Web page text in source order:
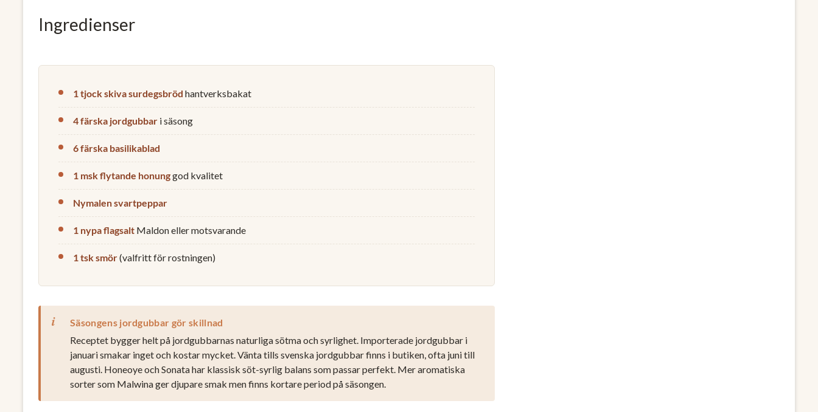
Ingredienser
1 tjock skiva surdegsbröd hantverksbakat
4 färska jordgubbar i säsong
6 färska basilikablad
1 msk flytande honunggod kvalitet
Nymalen svartpeppar
1 nypa flagsalt Maldon eller motsvarande
1 tsk smör(valfritt för rostningen)
Säsongens jordgubbar gör skillnad
Receptet bygger helt på jordgubbarnas naturliga sötma och syrlighet. Importerade jordgubbar i
januari smakar inget och kostar mycket. Vänta tills svenska jordgubbar finns i butiken, ofta juni till
augusti. Honeoye och Sonata har klassisk söt-syrlig balans som passar perfekt. Mer aromatiska
sorter som Malwina ger djupare smak men finns kortare period på säsongen.